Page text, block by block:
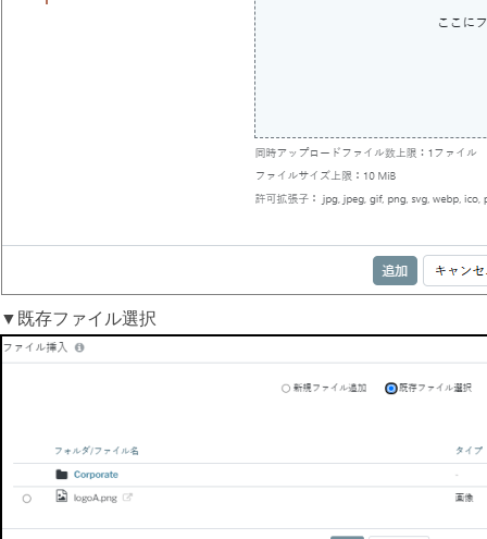
▼既存ファイル選択